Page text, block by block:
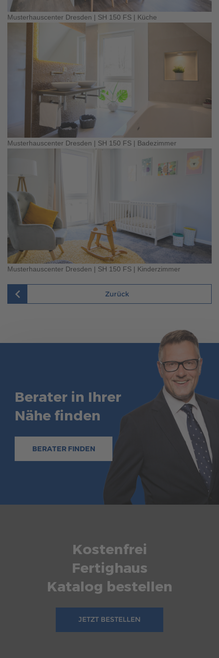
Musterhauscenter Dresden | SH 150 FS | Küche
Musterhauscenter Dresden | SH 150 FS | Badezimmer
Musterhauscenter Dresden | SH 150 FS | Kinderzimmer
Zurück
Berater in Ihrer
Nähe finden
BERATER FINDEN
Kostenfrei
Fertighaus
Katalog bestellen
JETZT BESTELLEN